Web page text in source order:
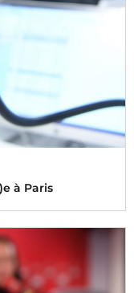
à Paris